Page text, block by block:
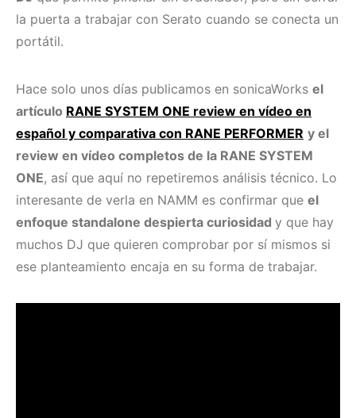
la puerta a trabajar con Serato cuando se conecta un
portátil.
Hace solo unos días publicamos en sonicaWorks el
artículo RANE SYSTEM ONE review en vídeo en
español y comparativa con RANE PERFORMER y el
review en vídeo completos de la RANE SYSTEM
ONE, así que aquí no repetiremos análisis técnico. Lo
interesante de verla en NAMM es confirmar que el
enfoque standalone despierta curiosidad y que hay
muchos DJ que quieren comprobar por sí mismos si
ese planteamiento encaja en su forma de trabajar.